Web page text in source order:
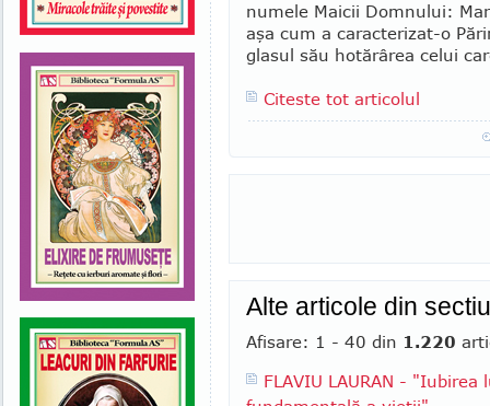
numele Maicii Dom­nului:
aşa cum a ca­racterizat-o
glasul său hotărârea celui
Citeste tot articolul
Alte articole din
Afisare: 1 - 40 din 1.220
FLAVIU LAURAN -